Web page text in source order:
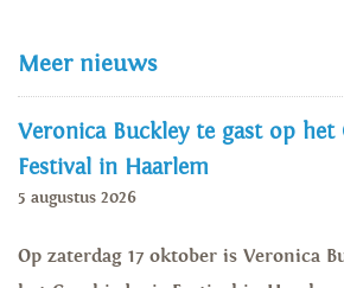
Meer nieuws
Veronica Buckley te gast op het
Festival in Haarlem
5 augustus 2026
Op zaterdag 17 oktober is Veronica